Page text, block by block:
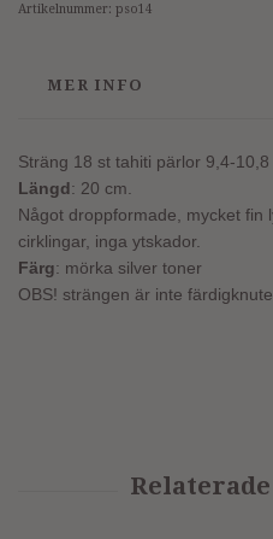
Artikelnummer: pso14
MER INFO
Sträng 18 st tahiti pärlor 9,4-
Längd: 20 cm.
Något droppformade, mycket fin
cirklingar, inga ytskador.
Färg: mörka silver toner
OBS! strängen är inte